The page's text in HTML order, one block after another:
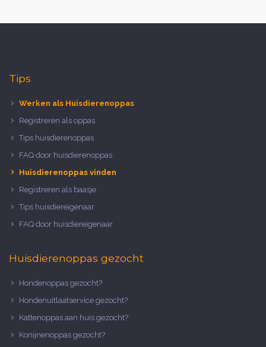
Tips
Werken als Huisdierenoppas
Registreren als oppas
Tips huisdierenoppas
FAQ door huisdierenoppas
Huisdierenoppas vinden
Registreren als baasje
Tips huisdiereigenaar
FAQ door huisdiereigenaar
Huisdierenoppas gezocht
Hondenoppas gezocht?
Hondenuitlaatservice gezocht?
Kattenoppas aan huis gezocht?
Konijnenoppas gezocht?